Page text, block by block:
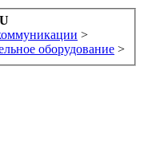
>
оборудование >